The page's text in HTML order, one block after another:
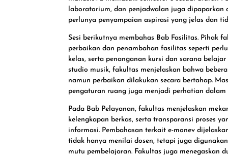
laboratorium, dan penjadwalan juga dipaparkan
perlunya penyampaian aspirasi yang jelas dan
Sesi berikutnya membahas Bab Fasilitas. Pihak
perbaikan dan penambahan fasilitas seperti
kelas, serta penanganan kursi dan sarana
studio musik, fakultas menjelaskan bahwa
namun perbaikan dilakukan secara bertahap.
pengaturan ruang juga menjadi perhatian dalam
Pada Bab Pelayanan, fakultas menjelaskan
kelengkapan berkas, serta transparansi proses
informasi. Pembahasan terkait e-monev
tidak hanya menilai dosen, tetapi juga
mutu pembelajaran. Fakultas juga menegaskan